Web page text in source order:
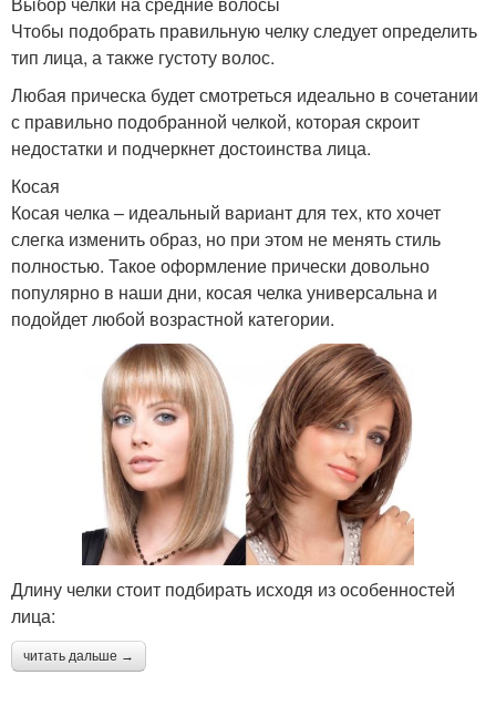
Чтобы подобрать правильную челку следует определить
тип лица, а также густоту волос.
Любая прическа будет смотреться идеально в сочетании
с правильно подобранной челкой, которая скроит
недостатки и подчеркнет достоинства лица.
Косая
Косая челка – идеальный вариант для тех, кто хочет
слегка изменить образ, но при этом не менять стиль
полностью. Такое оформление прически довольно
популярно в наши дни, косая челка универсальна и
подойдет любой возрастной категории.
Длину челки стоит подбирать исходя из особенностей
лица:
читать дальше →